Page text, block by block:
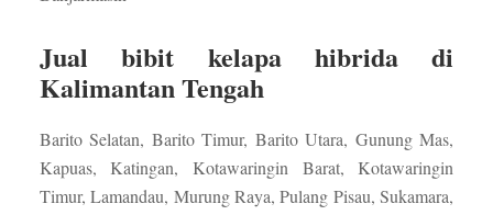
Jual bibit kelapa hibrida di
Kalimantan Tengah
Barito Selatan, Barito Timur, Barito Utara, Gunung Mas,
Kapuas, Katingan, Kotawaringin Barat, Kotawaringin
Timur, Lamandau, Murung Raya, Pulang Pisau, Sukamara,